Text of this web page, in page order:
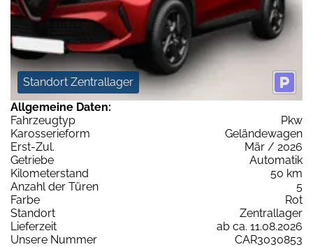
Standort Zentrallager
Allgemeine Daten:
Fahrzeugtyp
Pkw
Karosserieform
Geländewagen
Erst-Zul.
Mär / 2026
Getriebe
Automatik
Kilometerstand
50 km
Anzahl der Türen
5
Farbe
Rot
Standort
Zentrallager
Lieferzeit
ab ca. 11.08.2026
Unsere Nummer
CAR3030853